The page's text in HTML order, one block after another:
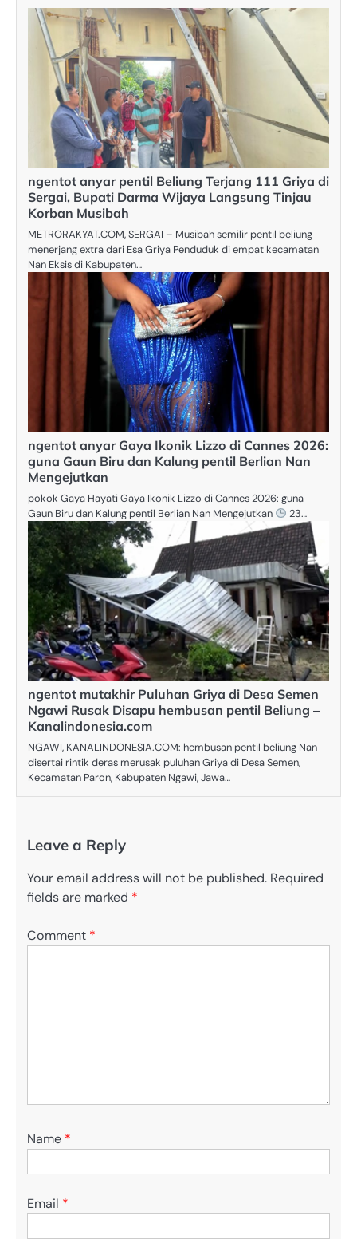
ngentot anyar pentil Beliung Terjang 111 Griya di
Sergai, Bupati Darma Wijaya Langsung Tinjau
Korban Musibah
METRORAKYAT.COM, SERGAI – Musibah semilir pentil beliung
menerjang extra dari Esa Griya Penduduk di empat kecamatan
Nan Eksis di Kabupaten…
ngentot anyar Gaya Ikonik Lizzo di Cannes 2026:
guna Gaun Biru dan Kalung pentil Berlian Nan
Mengejutkan
pokok Gaya Hayati Gaya Ikonik Lizzo di Cannes 2026: guna
Gaun Biru dan Kalung pentil Berlian Nan Mengejutkan
23…
ngentot mutakhir Puluhan Griya di Desa Semen
Ngawi Rusak Disapu hembusan pentil Beliung –
Kanalindonesia.com
NGAWI, KANALINDONESIA.COM: hembusan pentil beliung Nan
disertai rintik deras merusak puluhan Griya di Desa Semen,
Kecamatan Paron, Kabupaten Ngawi, Jawa…
Leave a Reply
Your email address will not be published. Required
fields are marked *
Comment *
Name *
Email *